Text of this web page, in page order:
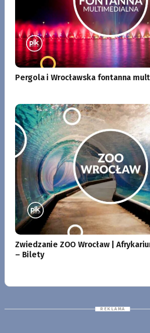
Pergola i Wrocławska fontanna
Zwiedzanie ZOO Wrocław |
– Bilety